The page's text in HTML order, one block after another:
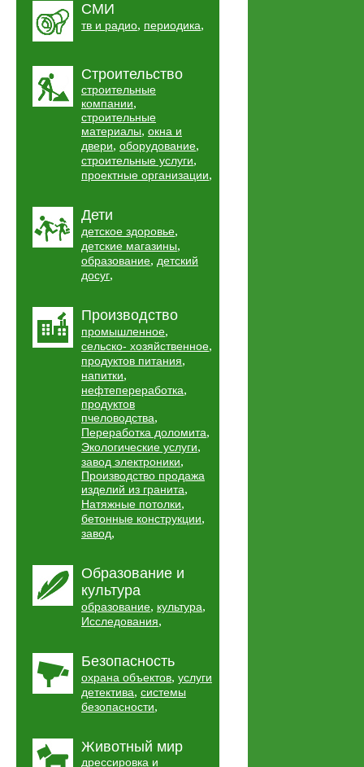
СМИ
тв и радио, периодика,
Строительство
строительные
компании,
строительные
материалы, окна и
двери, оборудование,
строительные услуги,
проектные организации,
Дети
детское здоровье,
детские магазины,
образование, детский
досуг,
Производство
промышленное,
сельско- хозяйственное,
продуктов питания,
напитки,
нефтепереработка,
продуктов
пчеловодства,
Переработка доломита,
Экологические услуги,
завод электроники,
Производство продажа
изделий из гранита,
Натяжные потолки,
бетонные конструкции,
завод,
Образование и
культура
образование, культура,
Исследования,
Безопасность
охрана объектов, услуги
детектива, системы
безопасности,
Животный мир
дрессировка и